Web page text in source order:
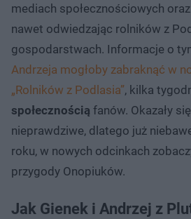
mediach społecznościowych oraz
nawet odwiedzając rolników z
gospodarstwach. Informacje o
Andrzeja mogłoby zabraknąć w
„Rolników z Podlasia”, kilka
społecznością fanów. Okazały
nieprawdziwe, dlatego już
roku, w nowych odcinkach
przygody Onopiuków.
Jak Gienek i Andrzej z